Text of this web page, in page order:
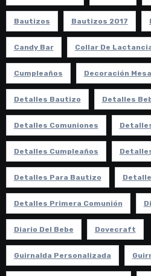
Bautizos Bautizos 2017
Candy Bar Collar De
Cumpleaños Decoración
Detalles Bautizo Detalles
Detalles Comuniones
Detalles Cumpleaños
Detalles Para Bautizo
Detalles Primera Comunión
Diario Del Bebe Dovecraft
Guirnalda Personalizada